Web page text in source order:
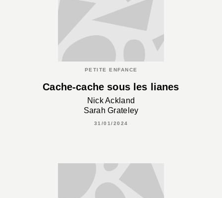
PETITE ENFANCE
Cache-cache sous les lianes
Nick Ackland
Sarah Grateley
31/01/2024